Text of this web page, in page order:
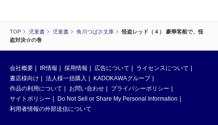
TOP 児童書 児童書 角川つばさ文庫
怪盗レッド（４） 豪華客船で、怪
盗対決☆の巻
会社概要 IR情報 採用情報 広告について
ライセンスについて
書店様向け
法人様一括購入
KADOKAWAグループ
作品の利用について
お問い合わせ
プライバシーポリシー
サイトポリシー
Do Not Sell or Share My Personal Information
利用者情報の外部送信について